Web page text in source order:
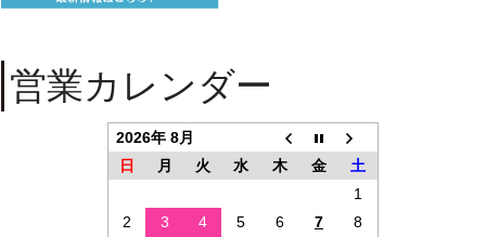
営業カレンダー
2026年 8月
日
月 火 水 木 金
土
1
2
3 4 5 6 7 8